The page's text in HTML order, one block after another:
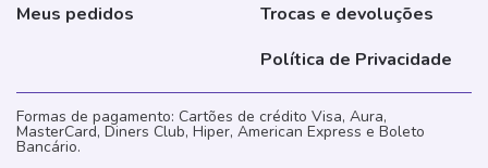
Meus pedidos
Trocas e devoluções
Política de Privacidade
Formas de pagamento: Cartões de crédito Visa, Aura,
MasterCard, Diners Club, Hiper, American Express e Boleto
Bancário.